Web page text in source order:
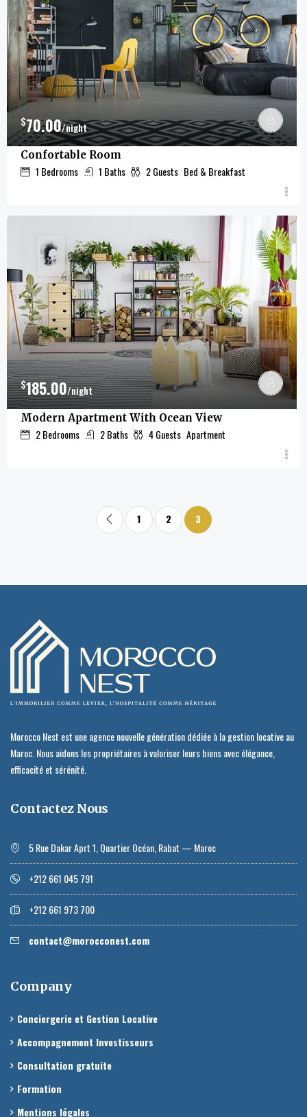
$70.00/night
Confortable Room
1 Bedrooms 1 Baths 2Guests Bed & Breakfast
$185.00/night
Modern Apartment With Ocean View
2Bedrooms 2Baths 4Guests Apartment
1 2 3
Morocco Nest est une agence nouvelle génération dédiée à la gestion locative au
Maroc. Nous aidons les propriétaires à valoriser leurs biens avec élégance,
efficacité et sérénité.
Contactez Nous
5 Rue Dakar Aprt 1, Quartier Océan, Rabat — Maroc
+212 661 045 791
+212 661 973 700
contact@morocconest.com
Company
Conciergerie et Gestion Locative
Accompagnement Investisseurs
Consultation gratuite
Formation
Mentions légales